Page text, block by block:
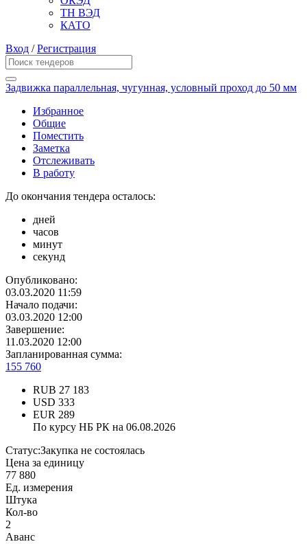
ТН ВЭД
КАТО
Вход /Регистрация
Задвижка параллельная, чугунная, условный проход до 50 мм
Избранное
Общие
Поместить
Заметка
Отслеживать
В работу
До окончания тендера осталось:
дней
часов
минут
секунд
Опубликовано:
03.03.2020 11:59
Начало подачи:
03.03.2020 12:00
Завершение:
11.03.2020 12:00
Запланированная сумма:
155 760
RUB 27 183
USD 333
EUR 289
По курсу НБ РК на 06.08.2026
Статус:Закупка не состоялась
Цена за единицу
77 880
Ед. измерения
Штука
Кол-во
2
Аванс